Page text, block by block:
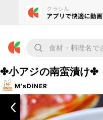
✤小アジの南蛮漬け✤
M'sDINER